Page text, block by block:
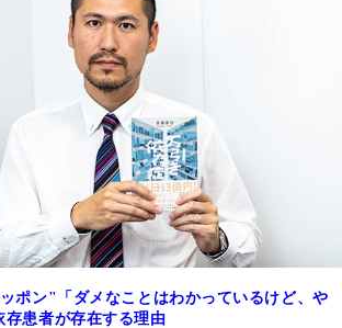
ポン"「ダメなことはわかっているけど、や
存患者が存在する理由